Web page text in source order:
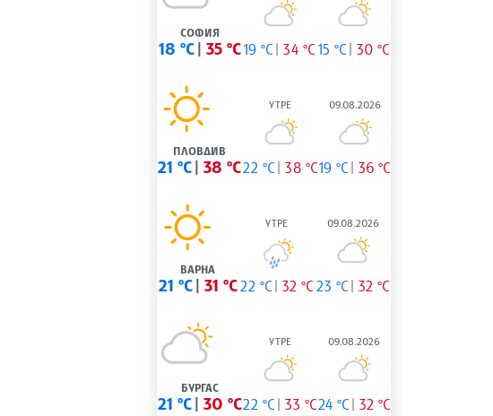
СОФИЯ
18 °C 35 °C19 °C 34 °C 15 °C 30 °C
ПЛОВДИВ
21 °C 38 °C
УТРЕ
22 °C 38 °C
09.08.2026
19 °C 36 °C
ВАРНА
21 °C 31 °C
УТРЕ
22 °C 32 °C
09.08.2026
23 °C 32 °C
БУРГАС
21 °C 30 °C
УТРЕ
22 °C 33 °C
09.08.2026
24 °C 32 °C